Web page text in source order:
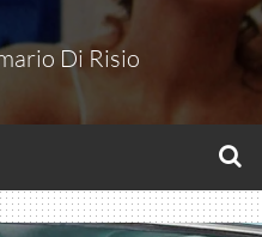
Di Risio